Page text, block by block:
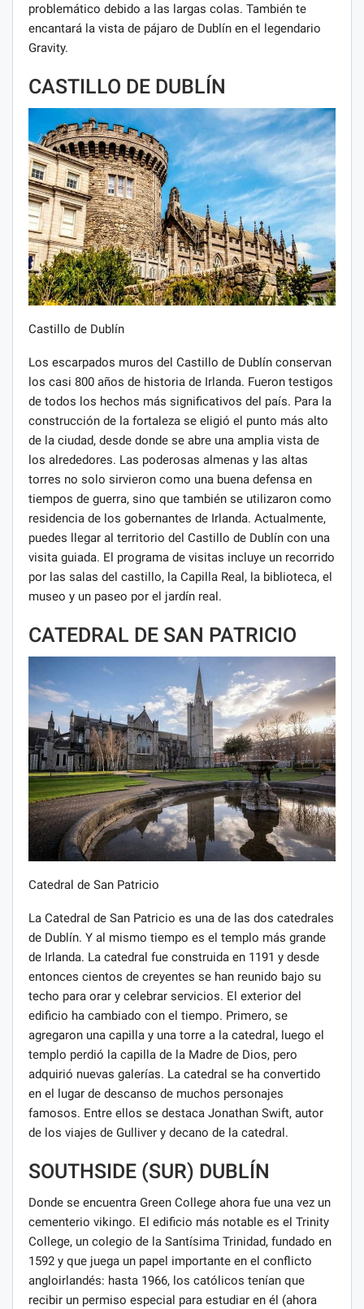
problemático debido a las largas colas. También te
encantará la vista de pájaro de Dublín en el legendario
Gravity.
CASTILLO DE DUBLÍN
Castillo de Dublín
Los escarpados muros del Castillo de Dublín conservan
los casi 800 años de historia de Irlanda. Fueron testigos
de todos los hechos más significativos del país. Para la
construcción de la fortaleza se eligió el punto más alto
de la ciudad, desde donde se abre una amplia vista de
los alrededores. Las poderosas almenas y las altas
torres no solo sirvieron como una buena defensa en
tiempos de guerra, sino que también se utilizaron como
residencia de los gobernantes de Irlanda. Actualmente,
puedes llegar al territorio del Castillo de Dublín con una
visita guiada. El programa de visitas incluye un recorrido
por las salas del castillo, la Capilla Real, la biblioteca, el
museo y un paseo por el jardín real.
CATEDRAL DE SAN PATRICIO
Catedral de San Patricio
La Catedral de San Patricio es una de las dos catedrales
de Dublín. Y al mismo tiempo es el templo más grande
de Irlanda. La catedral fue construida en 1191 y desde
entonces cientos de creyentes se han reunido bajo su
techo para orar y celebrar servicios. El exterior del
edificio ha cambiado con el tiempo. Primero, se
agregaron una capilla y una torre a la catedral, luego el
templo perdió la capilla de la Madre de Dios, pero
adquirió nuevas galerías. La catedral se ha convertido
en el lugar de descanso de muchos personajes
famosos. Entre ellos se destaca Jonathan Swift, autor
de los viajes de Gulliver y decano de la catedral.
SOUTHSIDE (SUR) DUBLÍN
Donde se encuentra Green College ahora fue una vez un
cementerio vikingo. El edificio más notable es el Trinity
College, un colegio de la Santísima Trinidad, fundado en
1592 y que juega un papel importante en el conflicto
angloirlandés: hasta 1966, los católicos tenían que
recibir un permiso especial para estudiar en él (ahora